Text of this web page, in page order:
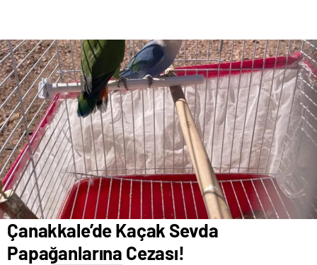
Çanakkale’de Kaçak Sevda
Papağanlarına Cezası!